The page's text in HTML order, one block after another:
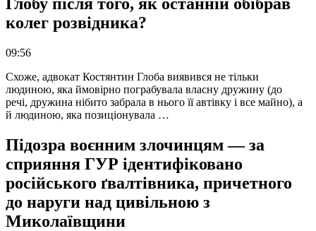
колег розвідника?
09:56
Схоже, адвокат Костянтин Глоба виявився не тільки
людиною, яка ймовірно пограбувала власну дружину (до
речі, дружина нібито забрала в нього її автівку і все майно), а
й людиною, яка позиціонувала …
Підозра воєнним злочинцям — за
сприяння ГУР ідентифіковано
російського ґвалтівника, причетного
до наруги над цивільною з
Миколаївщини